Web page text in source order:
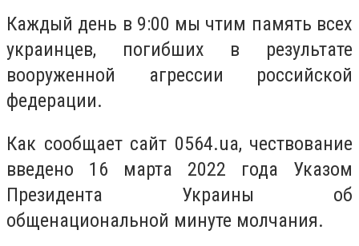
Каждый день в 9:00 мы чтим память всех
украинцев, погибших в результате
вооруженной агрессии российской
федерации.
Как сообщает сайт 0564.ua, чествование
введено 16 марта 2022 года Указом
Президента Украины об
общенациональной минуте молчания.